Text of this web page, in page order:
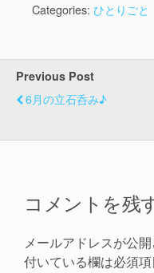
Categories: ひとりごと
Previous Post
6月の立石呑み♪
コメントを残
メールアドレスが公
付いている欄は必須